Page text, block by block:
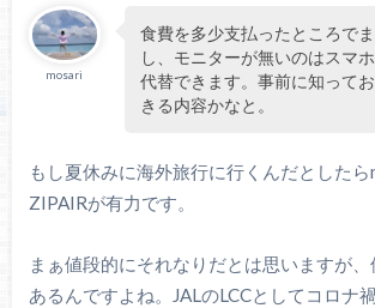
mosari
食費を多少支払ったところで
し、モニターが無いのはスマ
代替できます。事前に知って
きる内容かなと。
もし夏休みに海外旅行に行くんだとした
ZIPAIRが有力です。
まぁ値段的にそれなりだとは思いますが
あるんですよね。JALのLCCとしてコロナ